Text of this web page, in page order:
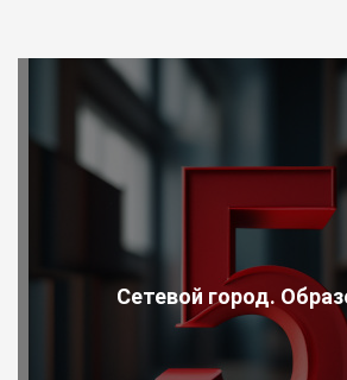
Сетевой город.